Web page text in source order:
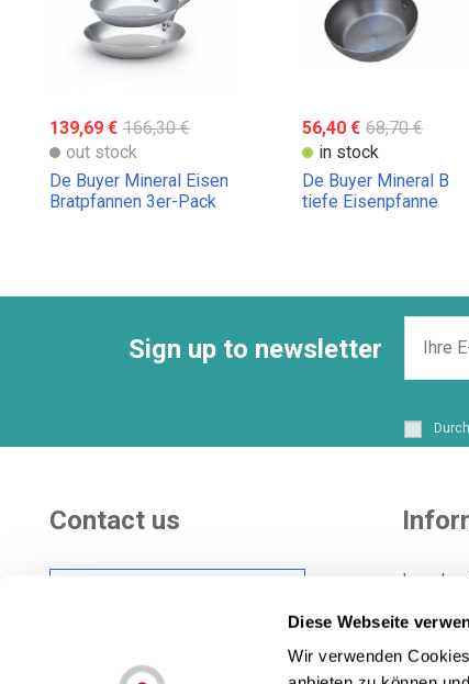
Diese Webseite
Wir verwenden
139,69 € 166,30 €
out stock
De Buyer Mineral Eisen
Bratpfannen 3er-Pack
56,40 € 68,70 €
in stock
De Buyer Mineral B
tiefe Eisenpfanne
Sign up to newsletter
Contact us
Legal